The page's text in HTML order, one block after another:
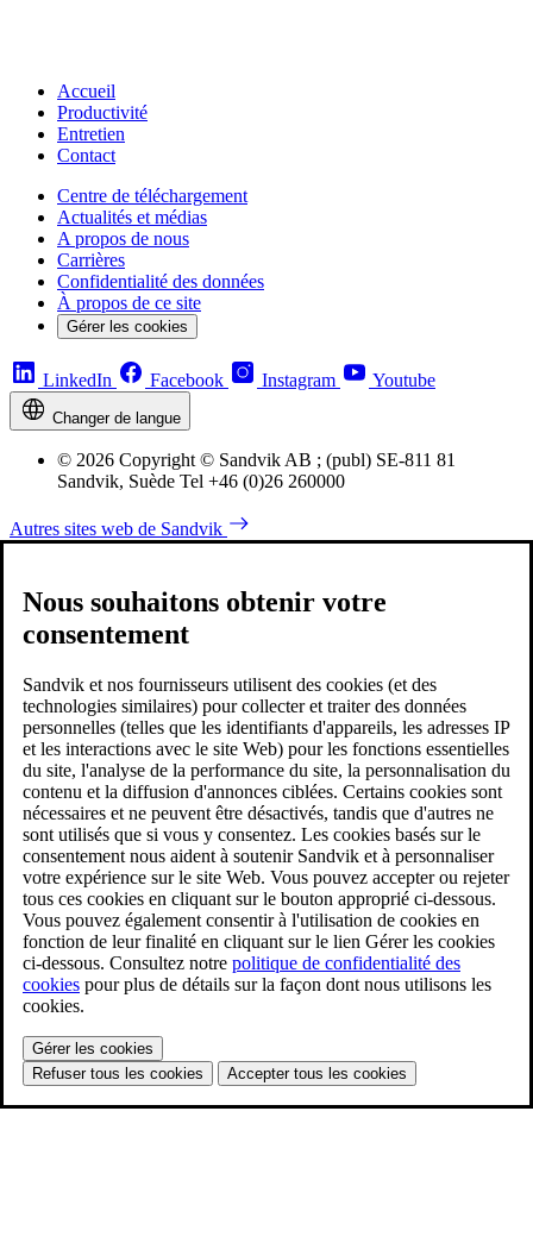
Accueil
Productivité
Entretien
Contact
Centre de téléchargement
Actualités et médias
A propos de nous
Carrières
Confidentialité des données
À propos de ce site
Gérer les cookies
LinkedIn Facebook Instagram Youtube
Changer de langue
© 2026 Copyright © Sandvik AB ; (publ) SE-811 81
Sandvik, Suède Tel +46 (0)26 260000
Autres sites web de Sandvik
Nous souhaitons obtenir votre
consentement
Sandvik et nos fournisseurs utilisent des cookies (et des
technologies similaires) pour collecter et traiter des données
personnelles (telles que les identifiants d'appareils, les adresses IP
et les interactions avec le site Web) pour les fonctions essentielles
du site, l'analyse de la performance du site, la personnalisation du
contenu et la diffusion d'annonces ciblées. Certains cookies sont
nécessaires et ne peuvent être désactivés, tandis que d'autres ne
sont utilisés que si vous y consentez. Les cookies basés sur le
consentement nous aident à soutenir Sandvik et à personnaliser
votre expérience sur le site Web. Vous pouvez accepter ou rejeter
tous ces cookies en cliquant sur le bouton approprié ci-dessous.
Vous pouvez également consentir à l'utilisation de cookies en
fonction de leur finalité en cliquant sur le lien Gérer les cookies
ci-dessous. Consultez notre politique de confidentialité des
cookies pour plus de détails sur la façon dont nous utilisons les
cookies.
Gérer les cookies
Refuser tous les cookies
Accepter tous les cookies